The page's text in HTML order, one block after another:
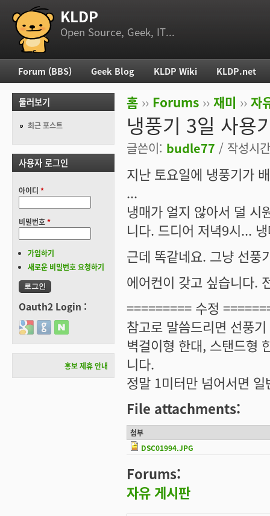
부 메뉴 KLDP
Open Source, Geek, IT...
현재 위치
홈 ›› Forums ›› 재미 ›› 자
냉풍기 3일 사용
글쓴이: budle77 / 작성시
지난 토요일에 냉풍기가
...
냉매가 얼지 않아서 덜 시
니다. 드디어 저녁9시...
근데 똑같네요. 그냥 선
에어컨이 갖고 싶습니다.
========= 수정
참고로 말씀드리면 선풍
벽걸이형 한대, 스탠드형
니다.
정말 1미터만 넘어서면
File attachments:
첨부
DSC01994.JPG
Forums:
자유 게시판
주 메뉴
Forum (BBS) Geek Blog KLDP Wiki KLDP.net
둘러보기
최근 포스트
사용자 로그인
아이디 *
비밀번호*
가입하기
새로운 비밀번호 요청하기
Oauth2 Login :
Login with Google
Login with GitHub
Login with Naver
홍보 제휴 안내